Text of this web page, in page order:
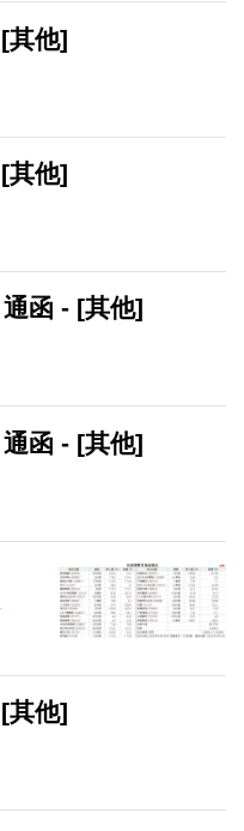
其他]
其他]
函 - [其他]
函 - [其他]
其他]